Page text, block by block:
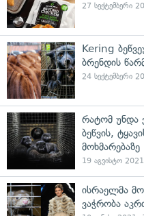
27 სექტემბერი
Kering
ბრენდის
24 სექტემბერი
რატომ უნდა
ბეწვის,
მოხმარებაზე
19 აგვისტო
ისრაელმა
ვაჭრობა